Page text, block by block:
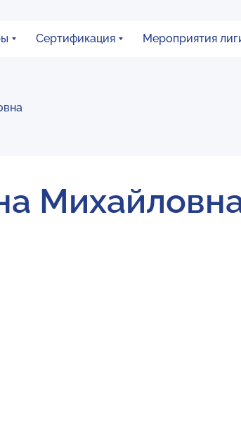
Сертификация Мероприятия